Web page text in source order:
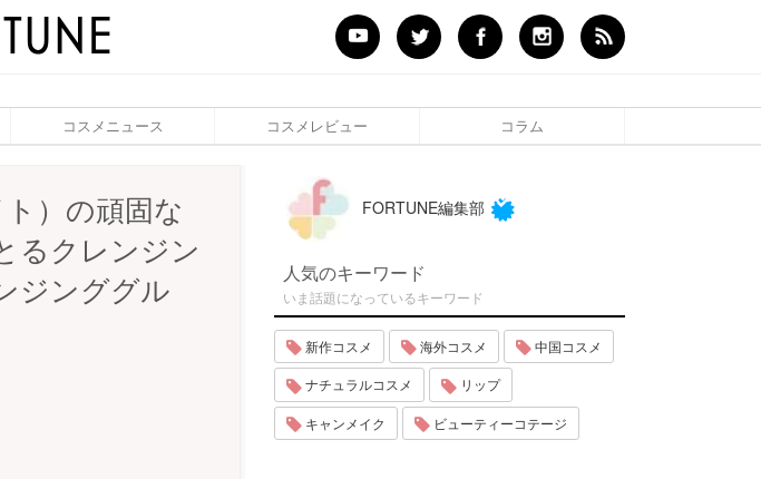
コスメニュース コスメレビュー コラム
）の頑固な
るクレンジン
ジンググル
FORTUNE編集部
人気のキーワード
いま話題になっているキーワード
新作コスメ 海外コスメ 中国コスメ
ナチュラルコスメ リップ
キャンメイク ビューティーコテージ